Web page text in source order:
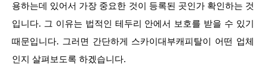
용하는데 있어서 가장 중요한 것이 등록된 곳인가 확인하는 것
입니다. 그 이유는 법적인 테두리 안에서 보호를 받을 수 있기
때문입니다. 그러면 간단하게 스카이대부캐피탈이 어떤 업체
인지 살펴보도록 하겠습니다.